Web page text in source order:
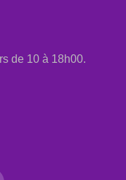
de 10 à 18h00.